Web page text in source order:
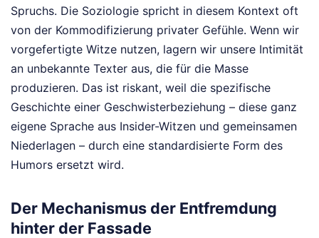
Spruchs. Die Soziologie spricht in diesem Kontext oft
von der Kommodifizierung privater Gefühle. Wenn wir
vorgefertigte Witze nutzen, lagern wir unsere Intimität
an unbekannte Texter aus, die für die Masse
produzieren. Das ist riskant, weil die spezifische
Geschichte einer Geschwisterbeziehung – diese ganz
eigene Sprache aus Insider-Witzen und gemeinsamen
Niederlagen – durch eine standardisierte Form des
Humors ersetzt wird.
Der Mechanismus der Entfremdung
hinter der Fassade